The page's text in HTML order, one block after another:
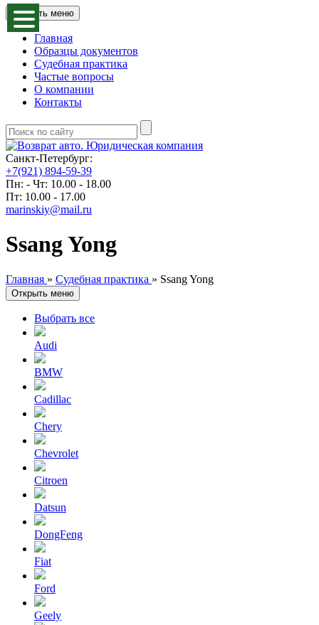
Открыть меню
Главная
Образцы документов
Судебная практика
Частые вопросы
О компании
Контакты
Санкт-Петербург:
+7(921) 894-59-39
Пн: - Чт: 10.00 - 18.00
Пт: 10.00 - 17.00
marinskiy@mail.ru
Ssang Yong
Главная » Судебная практика » Ssang Yong
Открыть меню
Выбрать все
Audi
BMW
Cadillac
Chery
Chevrolet
Citroen
Datsun
DongFeng
Fiat
Ford
Geely